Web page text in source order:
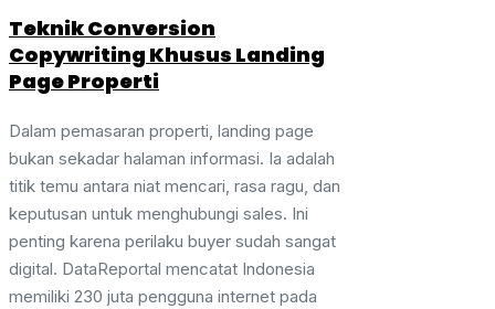
Teknik Conversion
Copywriting Khusus Landing
Page Properti
Dalam pemasaran properti, landing page
bukan sekadar halaman informasi. Ia adalah
titik temu antara niat mencari, rasa ragu, dan
keputusan untuk menghubungi sales. Ini
penting karena perilaku buyer sudah sangat
digital. DataReportal mencatat Indonesia
memiliki 230 juta pengguna internet pada